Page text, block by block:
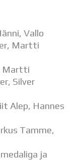
Vallo
Martti
Martti
Silver
Alep, Hannes
Tamme,
ja